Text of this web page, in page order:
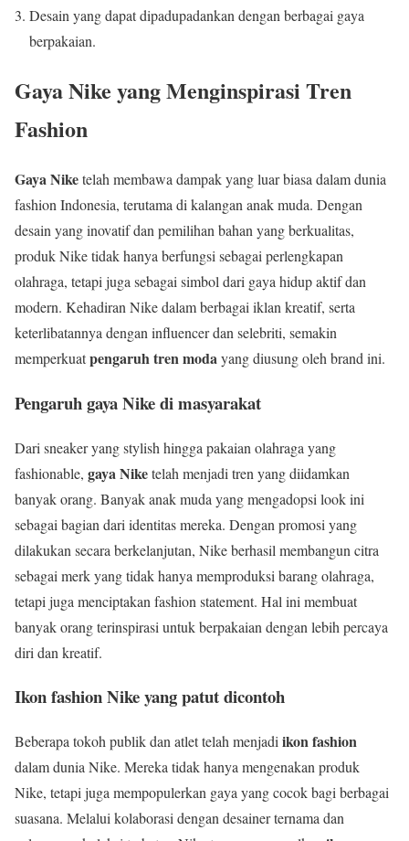
Desain yang dapat dipadupadankan dengan berbagai gaya
berpakaian.
Gaya Nike yang Menginspirasi Tren
Fashion
Gaya Niketelah membawa dampak yang luar biasa dalam dunia
fashion Indonesia, terutama di kalangan anak muda. Dengan
desain yang inovatif dan pemilihan bahan yang berkualitas,
produk Nike tidak hanya berfungsi sebagai perlengkapan
olahraga, tetapi juga sebagai simbol dari gaya hidup aktif dan
modern. Kehadiran Nike dalam berbagai iklan kreatif, serta
keterlibatannya dengan influencer dan selebriti, semakin
memperkuatpengaruh tren modayang diusung oleh brand ini.
Pengaruh gaya Nike di masyarakat
Dari sneaker yang stylish hingga pakaian olahraga yang
fashionable, gaya Niketelah menjadi tren yang diidamkan
banyak orang. Banyak anak muda yang mengadopsi look ini
sebagai bagian dari identitas mereka. Dengan promosi yang
dilakukan secara berkelanjutan, Nike berhasil membangun citra
sebagai merk yang tidak hanya memproduksi barang olahraga,
tetapi juga menciptakan fashion statement. Hal ini membuat
banyak orang terinspirasi untuk berpakaian dengan lebih percaya
diri dan kreatif.
Ikon fashion Nike yang patut dicontoh
Beberapa tokoh publik dan atlet telah menjadi ikon fashion
dalam dunia Nike. Mereka tidak hanya mengenakan produk
Nike, tetapi juga mempopulerkan gaya yang cocok bagi berbagai
suasana. Melalui kolaborasi dengan desainer ternama dan